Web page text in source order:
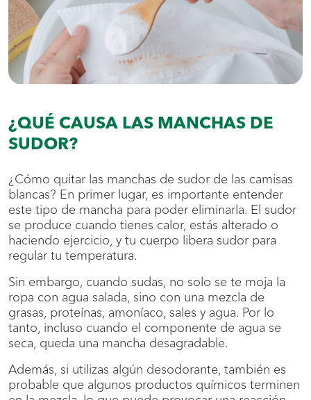
¿QUÉ CAUSA LAS MANCHAS DE
SUDOR?
¿Cómo quitar las manchas de sudor de las camisas
blancas? En primer lugar, es importante entender
este tipo de mancha para poder eliminarla. El sudor
se produce cuando tienes calor, estás alterado o
haciendo ejercicio, y tu cuerpo libera sudor para
regular tu temperatura.
Sin embargo, cuando sudas, no solo se te moja la
ropa con agua salada, sino con una mezcla de
grasas, proteínas, amoníaco, sales y agua. Por lo
tanto, incluso cuando el componente de agua se
seca, queda una mancha desagradable.
Además, si utilizas algún desodorante, también es
probable que algunos productos químicos terminen